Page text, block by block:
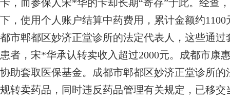
卡，而参保人宋*华的卡却长期“寄存”于此。经查
下，使用个人账户结算中药费用，累计金额约
都市郫都区妙济正堂诊所的法定代表人，这些通
患者，宋*华承认转卖收入超过2000元。成都市康
协助套取医保基金。成都市郫都区妙济正堂诊所
规转卖药品，同时违反药品管理有关规定，已移